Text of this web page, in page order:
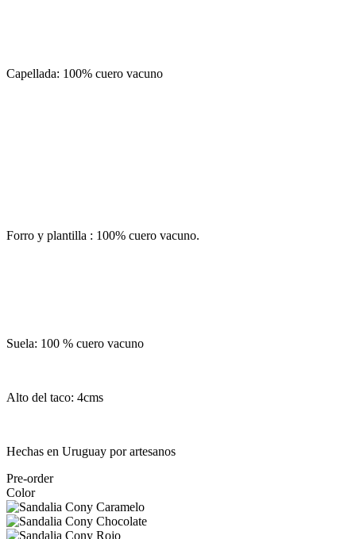
Capellada: 100% cuero vacuno
Forro y plantilla : 100% cuero vacuno.
Suela: 100 % cuero vacuno
Alto del taco: 4cms
Hechas en Uruguay por artesanos
Pre-order
Color